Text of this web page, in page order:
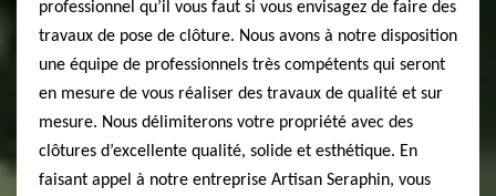
professionnel qu’il vous faut si vous envisagez de faire des
travaux de pose de clôture. Nous avons à notre disposition
une équipe de professionnels très compétents qui seront
en mesure de vous réaliser des travaux de qualité et sur
mesure. Nous délimiterons votre propriété avec des
clôtures d’excellente qualité, solide et esthétique. En
faisant appel à notre entreprise Artisan Seraphin, vous